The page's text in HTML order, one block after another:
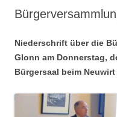
Niederschrift über die
Glonn am Donnerstag,
Bürgersaal beim